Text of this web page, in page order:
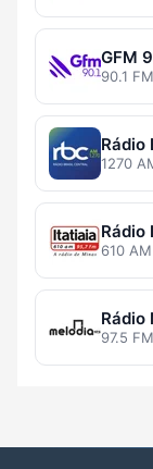
GFM
90.1
Rádio
1270
Rádio
610
Rádio
97.5